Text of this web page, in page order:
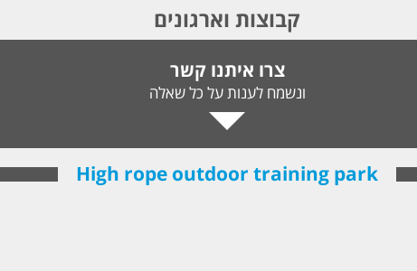
קבוצות וארגונים
צרו איתנו קשר
ונשמח לענות על כל שאלה
High rope outdoor training park